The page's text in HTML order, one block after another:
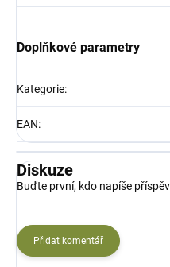
Doplňkové parametry
Kategorie:
EAN:
Diskuze
Buďte první, kdo napíše
Přidat komentář